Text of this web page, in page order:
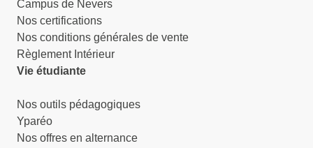
Campus de Nevers
Nos certifications
Nos conditions générales de vente
Règlement Intérieur
Vie étudiante
Nos outils pédagogiques
Yparéo
Nos offres en alternance